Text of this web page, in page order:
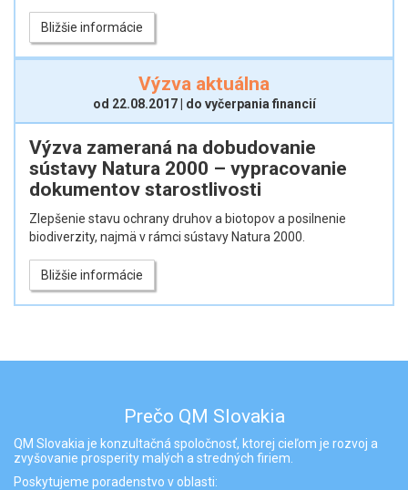
Bližšie informácie
Výzva aktuálna
od 22.08.2017 | do vyčerpania financií
Výzva zameraná na dobudovanie
sústavy Natura 2000 – vypracovanie
dokumentov starostlivosti
Zlepšenie stavu ochrany druhov a biotopov a posilnenie
biodiverzity, najmä v rámci sústavy Natura 2000.
Bližšie informácie
Prečo QM Slovakia
QM Slovakia je konzultačná spoločnosť, ktorej cieľom je rozvoj a
zvyšovanie prosperity malých a stredných firiem.
Poskytujeme poradenstvo v oblasti: